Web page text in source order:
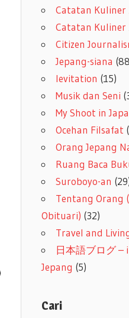
Catatan Kuliner
Catatan Kuliner
Citizen
Jepang-siana
levitation (15)
Musik dan Seni
My Shoot in
Ocehan Filsafat
Orang Jepang
Ruang Baca
Suroboyo-an
Tentang Orang
Obituari) (32)
Travel and
日本語ブログ –
Jepang (5)
Cari